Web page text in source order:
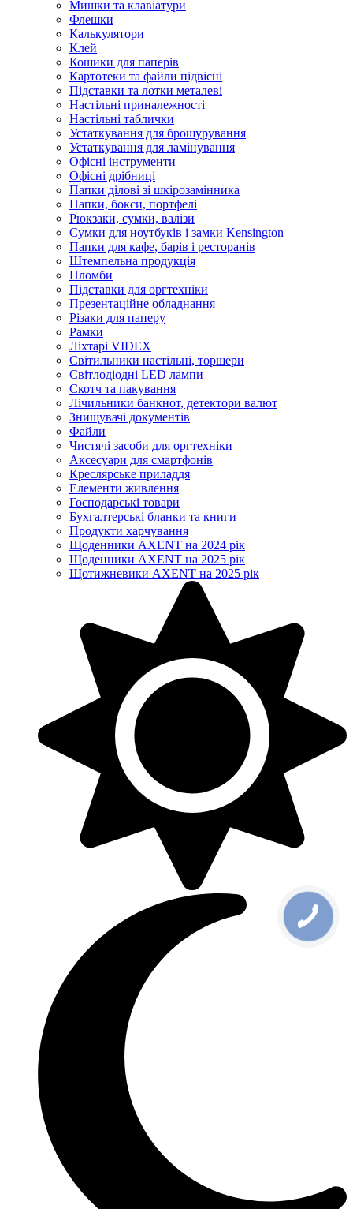
Мишки та клавіатури
Флешки
Калькулятори
Клей
Кошики для паперів
Картотеки та файли підвісні
Підставки та лотки металеві
Настільні приналежності
Настільні таблички
Устаткування для брошурування
Устаткування для ламінування
Офісні інструменти
Офісні дрібниці
Папки ділові зі шкірозамінника
Папки, бокси, портфелі
Рюкзаки, сумки, валізи
Сумки для ноутбуків і замки Kensington
Папки для кафе, барів і ресторанів
Штемпельна продукція
Пломби
Підставки для оргтехніки
Презентаційне обладнання
Різаки для паперу
Рамки
Ліхтарі VIDEX
Світильники настільні, торшери
Світлодіодні LED лампи
Скотч та пакування
Лічильники банкнот, детектори валют
Знищувачі документів
Файли
Чистячі засоби для оргтехніки
Аксесуари для смартфонів
Креслярське приладдя
Елементи живлення
Господарські товари
Бухгалтерські бланки та книги
Продукти харчування
Щоденники AXENT на 2024 рік
Щоденники AXENT на 2025 рік
Щотижневики AXENT на 2025 рік